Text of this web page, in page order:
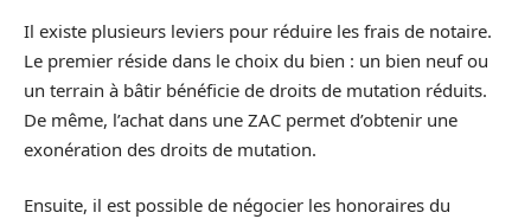
Il existe plusieurs leviers pour réduire les frais de notaire.
Le premier réside dans le choix du bien : un bien neuf ou
un terrain à bâtir bénéficie de droits de mutation réduits.
De même, l’achat dans une ZAC permet d’obtenir une
exonération des droits de mutation.
Ensuite, il est possible de négocier les honoraires du